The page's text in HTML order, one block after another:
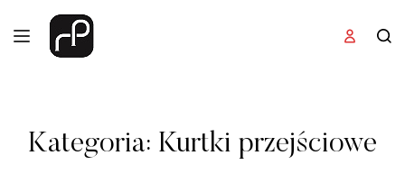
Kategoria: Kurtki przejściowe